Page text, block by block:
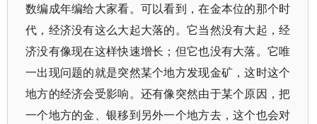
数编成年编给大家看。可以看到，在金本位的那个时
代，经济没有这么大起大落的。它当然没有大起，经
济没有像现在这样快速增长；但它也没有大落。它唯
一出现问题的就是突然某个地方发现金矿，这时这个
地方的经济会受影响。还有像突然由于某个原因，把
一个地方的金、银移到另外一个地方去，这个也会对